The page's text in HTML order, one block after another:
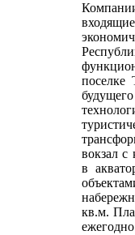
поселке
вокзал
в
кв.м.